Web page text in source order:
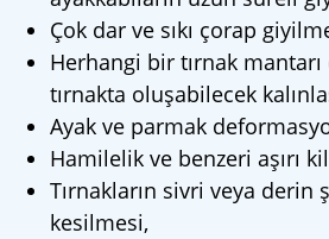
Çok dar ve sıkı çorap
Herhangi bir tırnak
tırnakta oluşabilecek
Ayak ve parmak
Hamilelik ve benzeri aşırı
Tırnakların sivri veya derin
kesilmesi,